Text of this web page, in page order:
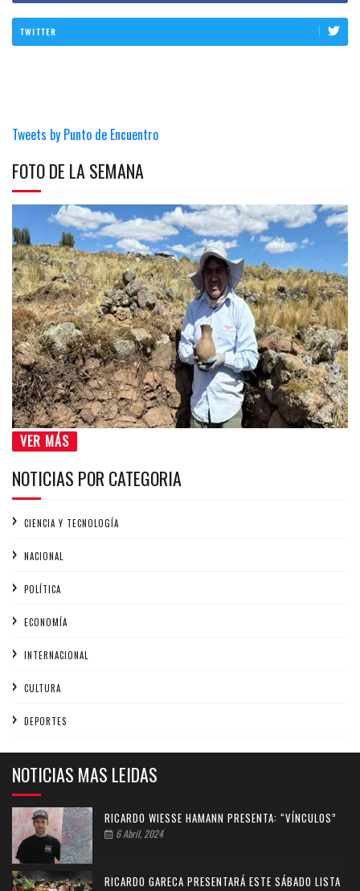
TWITTER
Tweets by Punto de Encuentro
FOTO DE LA SEMANA
VER MÁS
NOTICIAS POR CATEGORIA
CIENCIA Y TECNOLOGÍA
NACIONAL
POLÍTICA
ECONOMÍA
INTERNACIONAL
CULTURA
DEPORTES
NOTICIAS MAS LEIDAS
RICARDO WIESSE HAMANN PRESENTA: “VÍNCULOS”
6 Abril, 2024
RICARDO GARECA PRESENTARÁ ESTE SÁBADO LISTA